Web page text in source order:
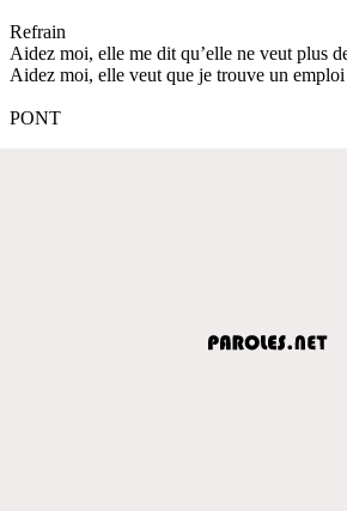
Refrain
Aidez moi, elle me dit qu’elle ne veut plus
Aidez moi, elle veut que je trouve un emploi
PONT